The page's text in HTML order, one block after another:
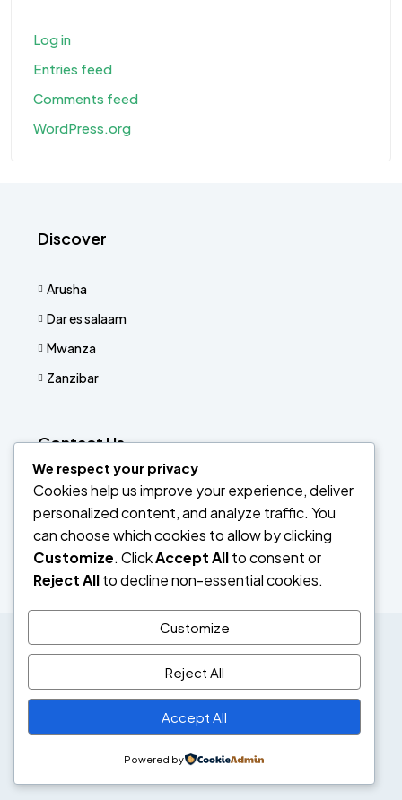
Log in
Entries feed
Comments feed
WordPress.org
Discover
Arusha
Dar es salaam
Mwanza
Zanzibar
Contact Us
Dubai, United Arab Emirates
879 456 1349
email@houzez.co
© Labedan Corporation ltd- All rights reserved
Homepage About Agencies Agents
Contact Listings
We respect your privacy
Cookies help us improve your experience, deliver
personalized content, and analyze traffic. You
can choose which cookies to allow by clicking
Customize. ClickAccept Allto consent or
Reject Allto decline non-essential cookies.
Customize
Reject All
Accept All
Powered by